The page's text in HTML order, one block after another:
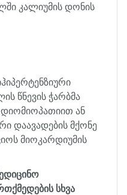
კალიუმის დონის
წნევის ჭარბმა
ან
დაავადების მქონე
მიოკარდიუმის
სხვა